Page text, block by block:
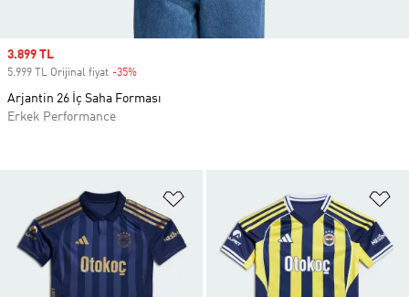
Favori Listesine Ekle
Sale price
3.899 TL
5.999 TL Orijinal fiyat -35%
Arjantin 26 İç Saha Forması
Erkek Performance